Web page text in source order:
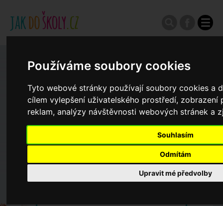
Používáme soubory cookies
Tyto webové stránky používají soubory cookies a
cílem vylepšení uživatelského prostředí, zobrazení
reklam, analýzy návštěvnosti webových stránek a
Souhlasím
Odmítám
Upravit mé předvolby
Zápisy do ZŠ 2026/27
Výroční zprávy
Spádové oblasti ZŠ
Koncepce školství